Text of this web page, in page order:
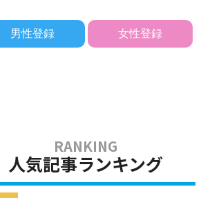
男性登録 女性登録
人気記事ランキング